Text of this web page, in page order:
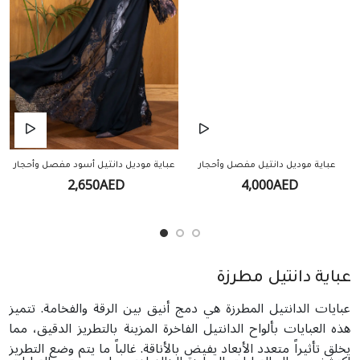
عباية موديل دانتيل أسود مفصل وأحجار
2,650AED
عباية موديل دانتيل مفصل وأحجار
4,000AED
عباية دانتيل مطرزة
عبايات الدانتيل المطرزة هي دمج أنيق بين الرقة والفخامة. تتميز
هذه العبايات بألواح الدانتيل الفاخرة المزينة بالتطريز الدقيق، مما
يخلق تأثيراً متعدد الأبعاد يفيض بالأناقة. غالباً ما يتم وضع التطريز